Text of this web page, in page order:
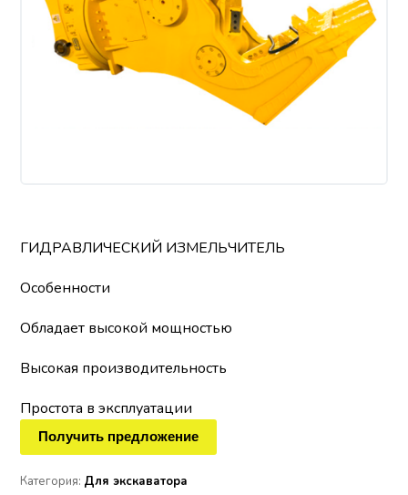
ГИДРАВЛИЧЕСКИЙ ИЗМЕЛЬЧИТЕЛЬ
Особенности
Обладает высокой мощностью
Высокая производительность
Простота в эксплуатации
Получить предложение
Категория: Для экскаватора